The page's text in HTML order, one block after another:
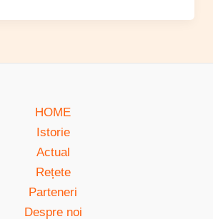
HOME
Istorie
Actual
Rețete
Parteneri
Despre noi